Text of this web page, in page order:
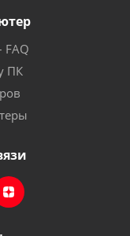
ПК